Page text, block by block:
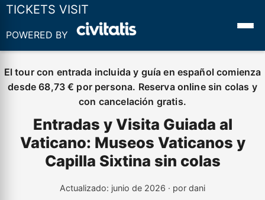
TICKETS VISIT
POWERED BY
El tour con entrada incluida y guía en español comienza
desde 68,73 € por persona. Reserva online sin colas y
con cancelación gratis.
Entradas y Visita Guiada al
Vaticano: Museos Vaticanos y
Capilla Sixtina sin colas
Actualizado: junio de 2026 · por dani